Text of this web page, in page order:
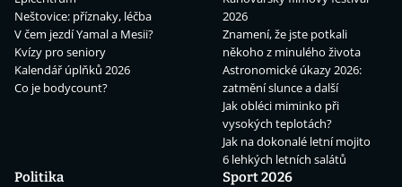
Neštovice: příznaky, léčba
V čem jezdí Yamal a Mesii?
Kvízy pro seniory
Kalendář úplňků 2026
Co je bodycount?
2026
Znamení, že jste potkali
někoho z minulého života
Astronomické úkazy 2026:
zatmění slunce a další
Jak obléci miminko při
vysokých teplotách?
Jak na dokonalé letní mojito
6 lehkých letních salátů
Politika
Sport 2026